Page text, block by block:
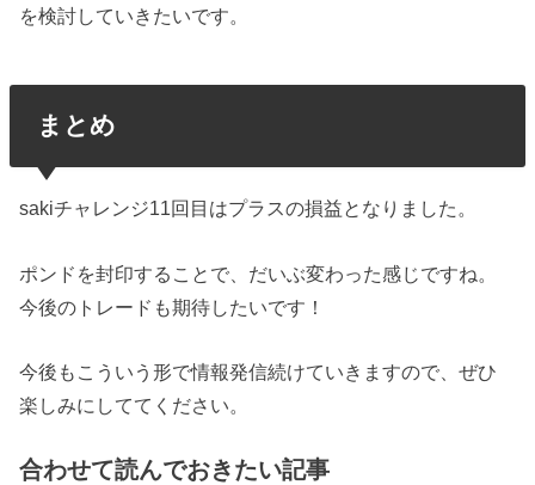
を検討していきたいです。
まとめ
sakiチャレンジ11回目はプラスの損益となりました。
ポンドを封印することで、だいぶ変わった感じですね。
今後のトレードも期待したいです！
今後もこういう形で情報発信続けていきますので、ぜひ
楽しみにしててください。
合わせて読んでおきたい記事